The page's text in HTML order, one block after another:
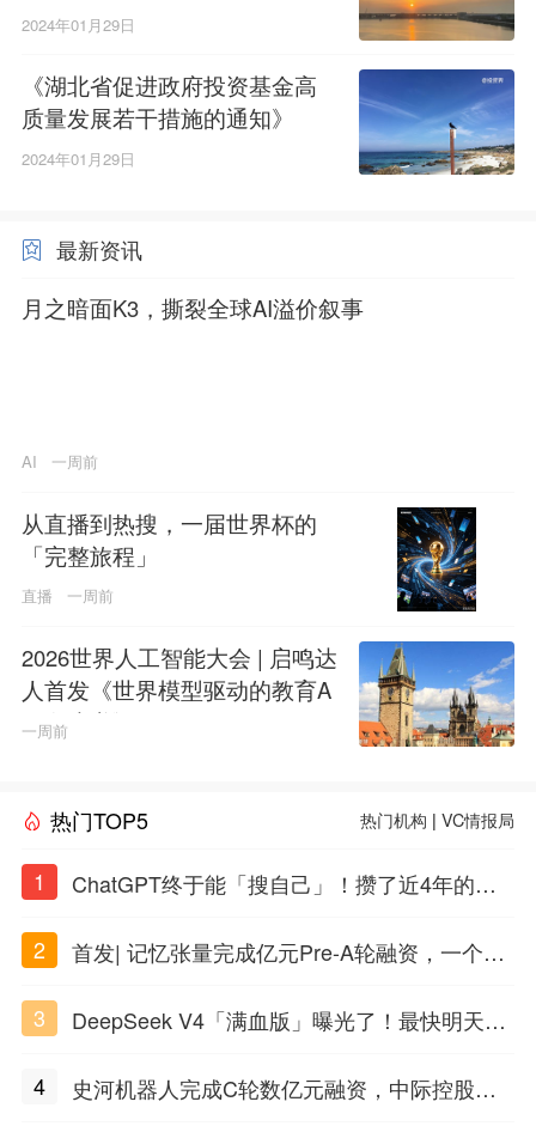
2024年01月29日
《湖北省促进政府投资基金高
质量发展若干措施的通知》
2024年01月29日
最新资讯
月之暗面K3，撕裂全球AI溢价叙事
AI 一周前
从直播到热搜，一届世界杯的
「完整旅程」
直播 一周前
2026世界人工智能大会 | 启鸣达
人首发《世界模型驱动的教育A
GI白皮书》
一周前
热门TOP5 热门机构 |VC情报局
1
ChatGPT终于能「搜自己」！攒了近4年的对
2
首发| 记忆张量完成亿元Pre-A轮融资，一个上
3
DeepSeek V4「满血版」曝光了！最快明天发
4
史河机器人完成C轮数亿元融资，中际控股领